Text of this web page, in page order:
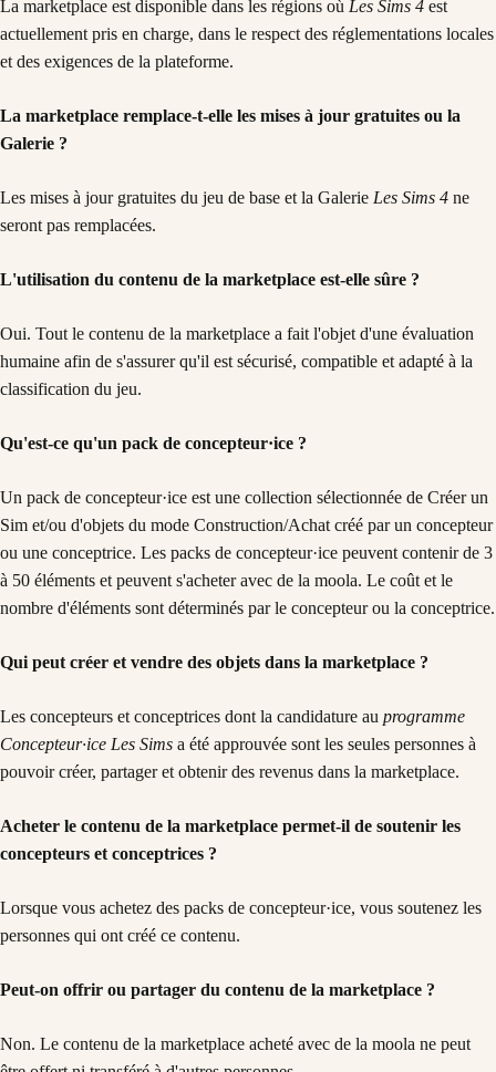
La marketplace est disponible dans les régions où Les Sims 4 est
actuellement pris en charge, dans le respect des réglementations locales
et des exigences de la plateforme.
La marketplace remplace-t-elle les mises à jour gratuites ou la
Galerie ?
Les mises à jour gratuites du jeu de base et la Galerie Les Sims 4 ne
seront pas remplacées.
L'utilisation du contenu de la marketplace est-elle sûre ?
Oui. Tout le contenu de la marketplace a fait l'objet d'une évaluation
humaine afin de s'assurer qu'il est sécurisé, compatible et adapté à la
classification du jeu.
Qu'est-ce qu'un pack de concepteur·ice ?
Un pack de concepteur·ice est une collection sélectionnée de Créer un
Sim et/ou d'objets du mode Construction/Achat créé par un concepteur
ou une conceptrice. Les packs de concepteur·ice peuvent contenir de 3
à 50 éléments et peuvent s'acheter avec de la moola. Le coût et le
nombre d'éléments sont déterminés par le concepteur ou la conceptrice.
Qui peut créer et vendre des objets dans la marketplace ?
Les concepteurs et conceptrices dont la candidature au programme
Concepteur·ice Les Sims a été approuvée sont les seules personnes à
pouvoir créer, partager et obtenir des revenus dans la marketplace.
Acheter le contenu de la marketplace permet-il de soutenir les
concepteurs et conceptrices ?
Lorsque vous achetez des packs de concepteur·ice, vous soutenez les
personnes qui ont créé ce contenu.
Peut-on offrir ou partager du contenu de la marketplace ?
Non. Le contenu de la marketplace acheté avec de la moola ne peut